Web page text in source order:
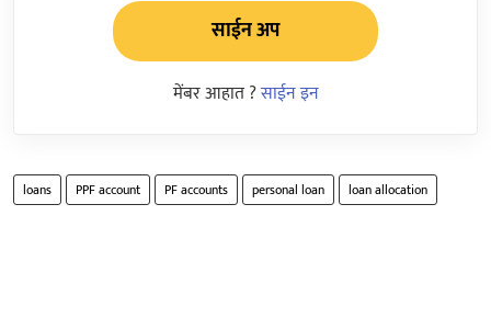
साईन अप
मेंबर आहात ?साईन इन
loans PPF account PF accounts personal loan loan allocation